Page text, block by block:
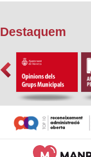
Destaquem